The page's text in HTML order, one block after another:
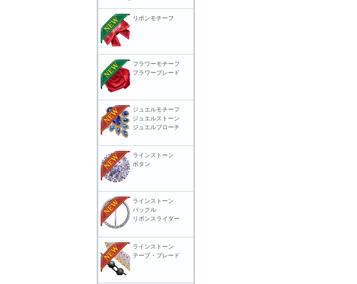
リボンモチーフ
フラワーモチーフ
フラワーブレード
ジュエルモチーフ
ジュエルストーン
ジュエルブローチ
ラインストーン
ボタン
ラインストーン
バックル
リボンスライダー
ラインストーン
テープ・ブレード